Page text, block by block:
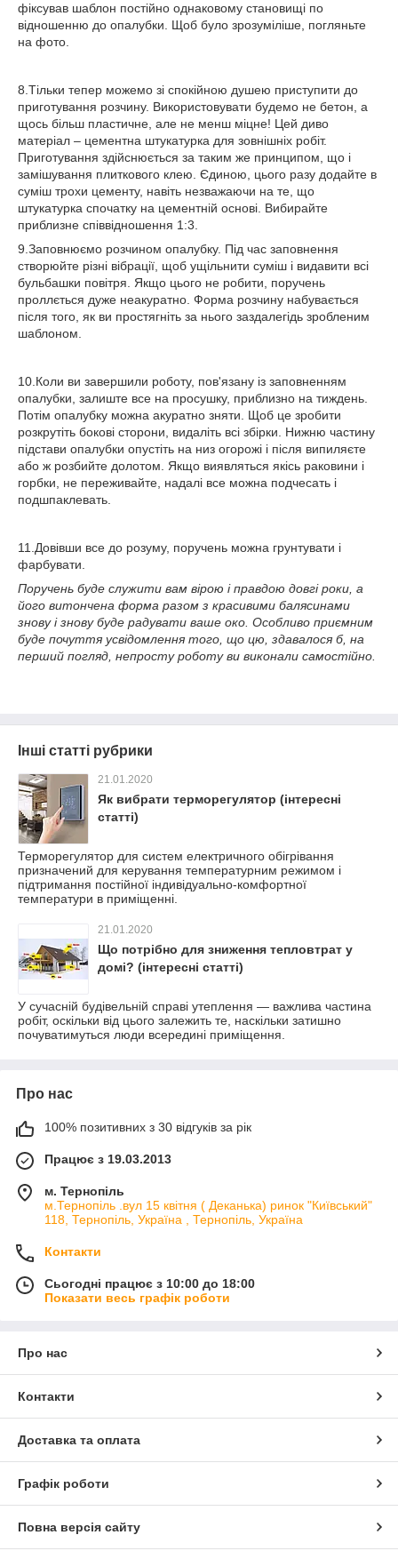
фіксував шаблон постійно однаковому становищі по
відношенню до опалубки. Щоб було зрозуміліше, погляньте
на фото.
8.Тільки тепер можемо зі спокійною душею приступити до
приготування розчину. Використовувати будемо не бетон, а
щось більш пластичне, але не менш міцне! Цей диво
матеріал – цементна штукатурка для зовнішніх робіт.
Приготування здійснюється за таким же принципом, що і
замішування плиткового клею. Єдиною, цього разу додайте в
суміш трохи цементу, навіть незважаючи на те, що
штукатурка спочатку на цементній основі. Вибирайте
приблизне співвідношення 1:3.
9.Заповнюємо розчином опалубку. Під час заповнення
створюйте різні вібрації, щоб ущільнити суміш і видавити всі
бульбашки повітря. Якщо цього не робити, поручень
проллється дуже неакуратно. Форма розчину набувається
після того, як ви простягніть за нього заздалегідь зробленим
шаблоном.
10.Коли ви завершили роботу, пов'язану із заповненням
опалубки, залиште все на просушку, приблизно на тиждень.
Потім опалубку можна акуратно зняти. Щоб це зробити
розкрутіть бокові сторони, видаліть всі збірки. Нижню частину
підстави опалубки опустіть на низ огорожі і після випиляєте
або ж розбийте долотом. Якщо виявляться якісь раковини і
горбки, не переживайте, надалі все можна подчесать і
подшпаклевать.
11.Довівши все до розуму, поручень можна грунтувати і
фарбувати.
Поручень буде служити вам вірою і правдою довгі роки, а
його витончена форма разом з красивими балясинами
знову і знову буде радувати ваше око. Особливо приємним
буде почуття усвідомлення того, що цю, здавалося б, на
перший погляд, непросту роботу ви виконали самостійно.
Інші статті рубрики
21.01.2020
Як вибрати терморегулятор (інтересні
статті)
Терморегулятор для систем електричного обігрівання
призначений для керування температурним режимом і
підтримання постійної індивідуально-комфортної
температури в приміщенні.
21.01.2020
Що потрібно для зниження тепловтрат у
домі? (інтересні статті)
У сучасній будівельній справі утеплення — важлива частина
робіт, оскільки від цього залежить те, наскільки затишно
почуватимуться люди всередині приміщення.
Про нас
100% позитивних з 30 відгуків за рік
Працює з 19.03.2013
м. Тернопіль
м.Тернопіль .вул 15 квітня ( Деканька) ринок "Київський"
118, Тернопіль, Україна , Тернопіль, Україна
Контакти
Сьогодні працює з 10:00 до 18:00
Показати весь графік роботи
Про нас
Контакти
Доставка та оплата
Графік роботи
Повна версія сайту